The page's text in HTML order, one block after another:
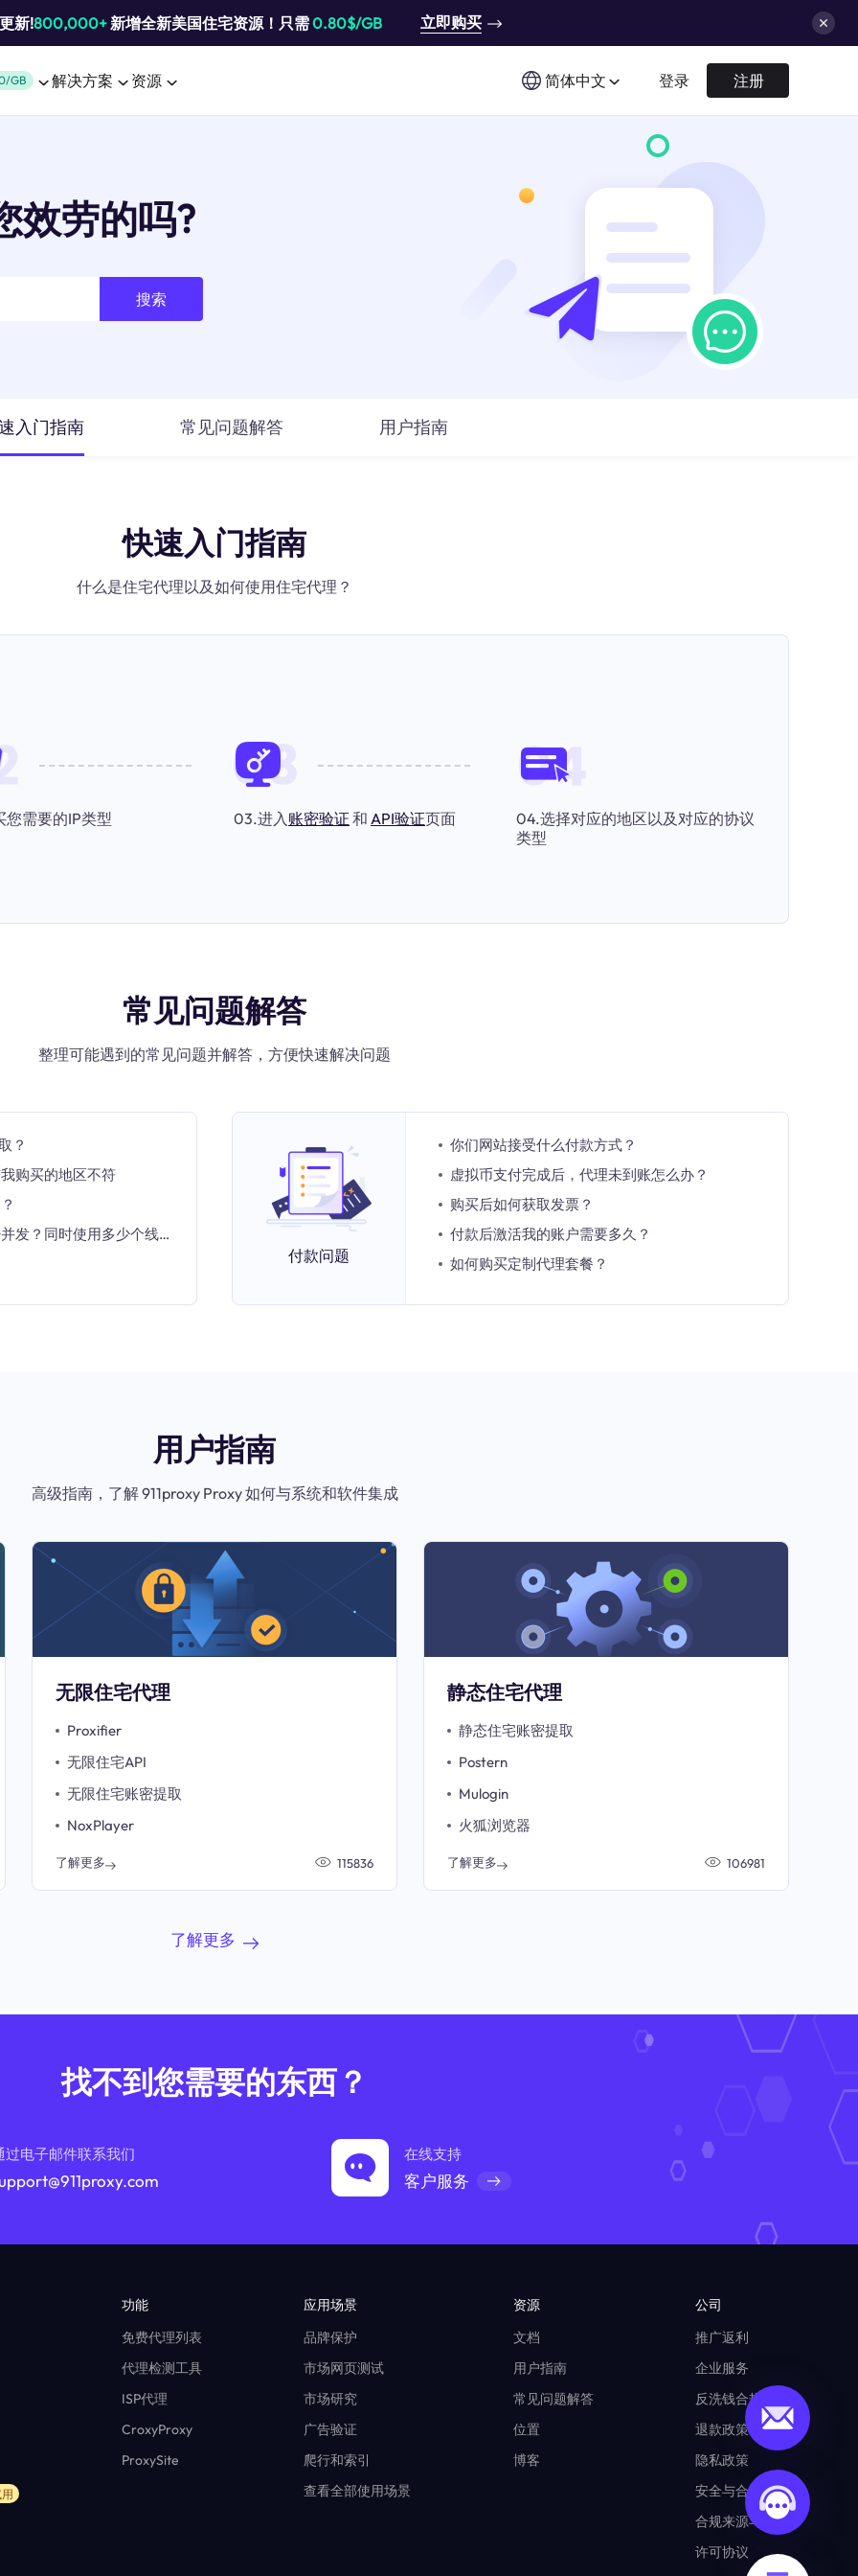
新!800,000+新增全新美国住宅资源！只需0.80$/GB 立即购买
GB 解决方案 资源 简体中文 登录 注册
效劳的吗?
搜索
入门指南 常见问题解答 用户指南
快速入门指南
什么是住宅代理以及如何使用住宅代理？
需要的IP类型 03.进入账密验证 和 API验证页面
04.选择对应的地区以及对应的协议
类型
常见问题解答
整理可能遇到的常见问题并解答，方便快速解决问题
？
购买的地区不符
您的代理可以支持多少并发？同时使用多少个线程？
付款问题
你们网站接受什么付款方式？
虚拟币支付完成后，代理未到账怎么办？
购买后如何获取发票？
付款后激活我的账户需要多久？
如何购买定制代理套餐？
用户指南
高级指南，了解 911proxy Proxy 如何与系统和软件集成
无限住宅代理
Proxifier
无限住宅API
无限住宅账密提取
NoxPlayer
了解更多 115836
静态住宅代理
静态住宅账密提取
Postern
Mulogin
火狐浏览器
了解更多 106981
了解更多
找不到您需要的东西？
过电子邮件联系我们 在线支持
客户服务
功能
免费代理列表
代理检测工具
ISP代理
CroxyProxy
ProxySite
应用场景
品牌保护
市场网页测试
市场研究
广告验证
爬行和索引
查看全部使用场景
资源
文档
用户指南
常见问题解答
位置
博客
公司
推广返利
企业服务
反洗钱合规计划
退款政策
隐私政策
安全与合规
合规来源与使用
许可协议